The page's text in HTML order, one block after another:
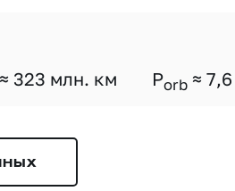
323 млн. км Porb ≈ 7,6